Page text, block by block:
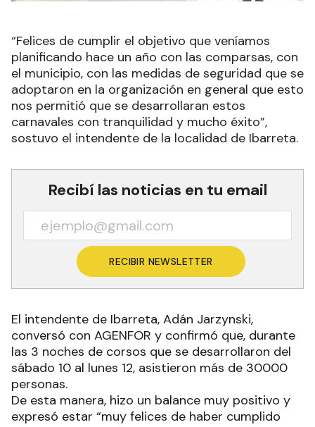
“Felices de cumplir el objetivo que veníamos
planificando hace un año con las comparsas, con
el municipio, con las medidas de seguridad que se
adoptaron en la organización en general que esto
nos permitió que se desarrollaran estos
carnavales con tranquilidad y mucho éxito”,
sostuvo el intendente de la localidad de Ibarreta.
Recibí las noticias en tu email
RECIBIR NEWSLETTER
El intendente de Ibarreta, Adán Jarzynski,
conversó con AGENFOR y confirmó que, durante
las 3 noches de corsos que se desarrollaron del
sábado 10 al lunes 12, asistieron más de 30000
personas.
De esta manera, hizo un balance muy positivo y
expresó estar “muy felices de haber cumplido